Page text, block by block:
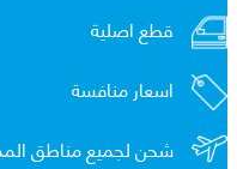
قطع اصلية
اسعار منافسة
شحن لجميع مناطق